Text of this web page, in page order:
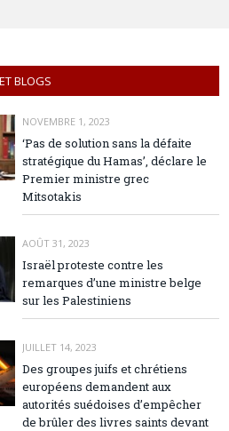
BLOGS
NOVEMBRE 1, 2023
‘Pas de solution sans la défaite
stratégique du Hamas’, déclare le
Premier ministre grec
Mitsotakis
AOÛT 31, 2023
Israël proteste contre les
remarques d’une ministre belge
sur les Palestiniens
JUILLET 14, 2023
Des groupes juifs et chrétiens
européens demandent aux
autorités suédoises d’empêcher
de brûler des livres saints devant